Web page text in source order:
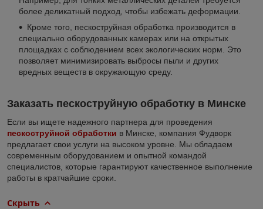
более деликатный подход, чтобы избежать деформации.
Кроме того, пескоструйная обработка производится в
специально оборудованных камерах или на открытых
площадках с соблюдением всех экологических норм. Это
позволяет минимизировать выбросы пыли и других
вредных веществ в окружающую среду.
Заказать пескоструйную обработку в Минске
Если вы ищете надежного партнера для проведения
пескоструйной обработки в Минске, компания Фудворк
предлагает свои услуги на высоком уровне. Мы обладаем
современным оборудованием и опытной командой
специалистов, которые гарантируют качественное выполнение
работы в кратчайшие сроки.
Скрыть